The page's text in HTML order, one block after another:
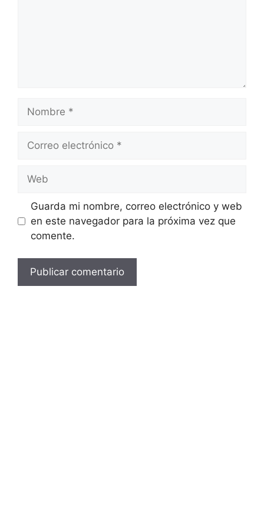
electrónico
Guarda mi nombre, correo electrónico y web
en este navegador para la próxima vez que
comente.